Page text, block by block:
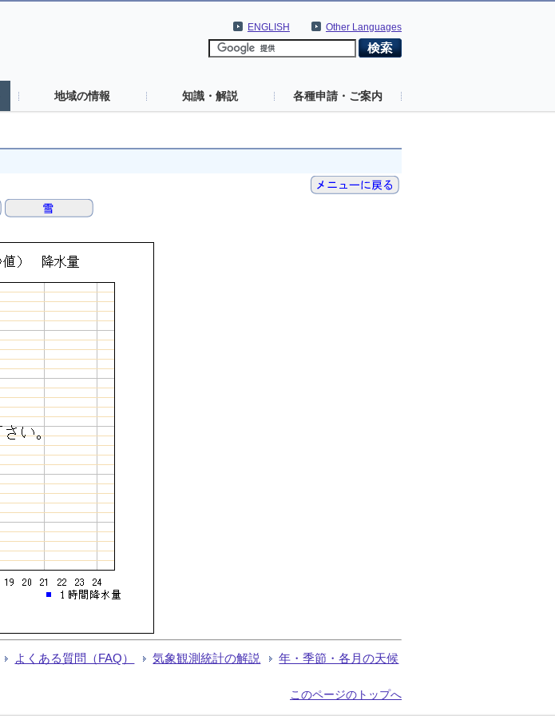
Other Languages
ENGLISH
地域の情報 知識・解説 各種申請・ご案内
よくある質問（FAQ） 気象観測統計の解説 年・季節・各月の天候
このページのトップへ